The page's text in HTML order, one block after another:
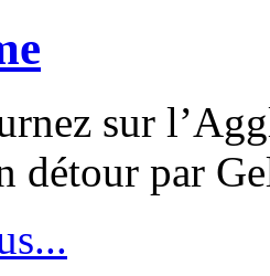
sur
détour par